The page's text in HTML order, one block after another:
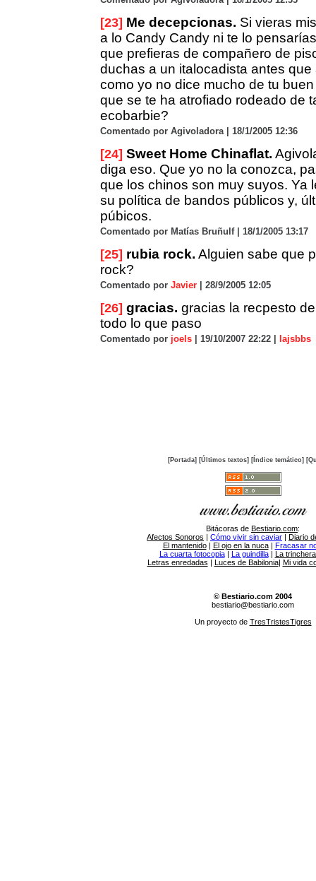
[23] Me decepcionas. Si vieras
a lo Candy Candy ni te lo
que prefieras de compañero de
duchas a un italocadista antes que
como yo no dice mucho de tu
que se te ha atrofiado rodeado de
ecobarbie?
Comentado por Agivoladora | 18/1/2005 12:36
[24] Sweet Home Chinaflat.
diga eso. Que yo no la conozca,
que los chinos son muy suyos. Ya
su política de bandos públicos y,
púbicos.
Comentado por Matías Bruñulf | 18/1/2005 13:17
[25] rubia rock. Alguien sabe que
rock?
Comentado por Javier | 28/9/2005 12:05
[26] gracias. gracias la recpesto
todo lo que paso
Comentado por joels | 19/10/2007 22:22 | lajsbbs
[Portada] [Últimos textos] [Índice temático]
Bitácoras de Bestiario.com:
Afectos Sonoros | Cómo vivir sin caviar | Diario
El mantenido| El ojo en la nuca| Fracasar
La cuarta fotocopia| La guindilla| La
Letras enredadas | Luces de Babilonia| Mi vida
© Bestiario.com 2004
bestiario@bestiario.com
Un proyecto de TresTristesTigres